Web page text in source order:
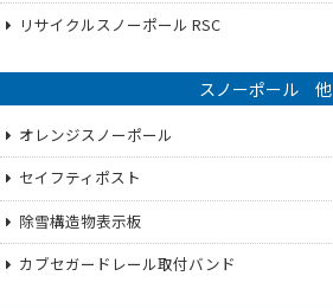
リサイクルスノーポール RSC
スノーポール 他
オレンジスノーポール
セイフティポスト
除雪構造物表示板
カブセガードレール取付バンド